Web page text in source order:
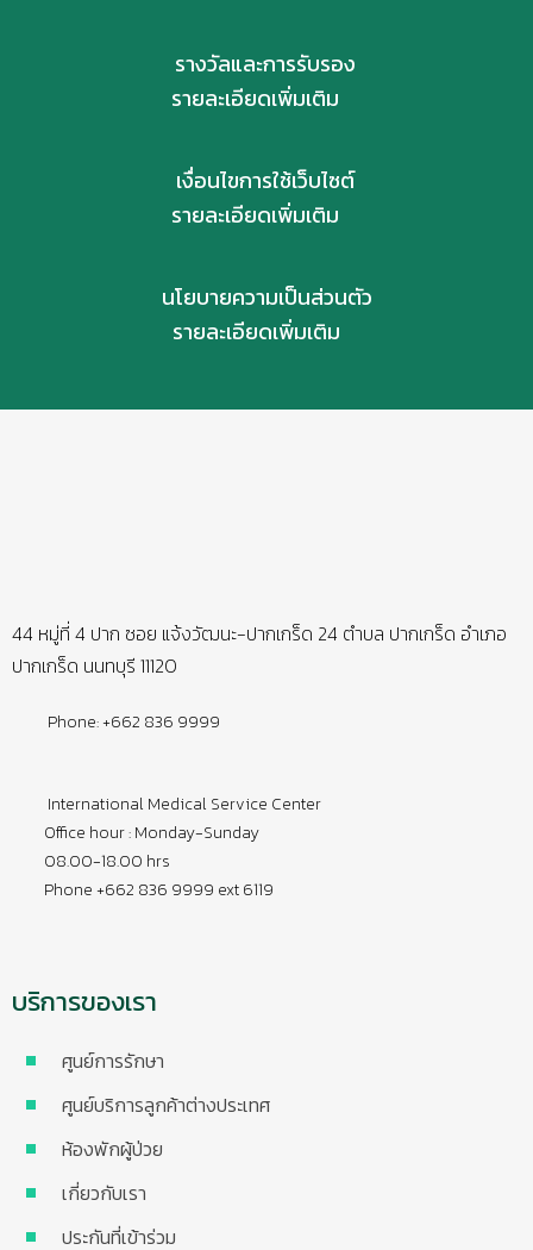
รางวัลและการรับรอง
รายละเอียดเพิ่มเติม
เงื่อนไขการใช้เว็บไซต์
รายละเอียดเพิ่มเติม
นโยบายความเป็นส่วนตัว
รายละเอียดเพิ่มเติม
44 หมู่ที่ 4 ปาก ซอย แจ้งวัฒนะ-ปากเกร็ด 24 ตำบล ปากเกร็ด อำเภอ
ปากเกร็ด นนทบุรี 11120
Phone: +662 836 9999
International Medical Service Center
Office hour : Monday-Sunday
08.00-18.00 hrs
Phone +662 836 9999 ext 6119
บริการของเรา
ศูนย์การรักษา
ศูนย์บริการลูกค้าต่างประเทศ
ห้องพักผู้ป่วย
เกี่ยวกับเรา
ประกันที่เข้าร่วม